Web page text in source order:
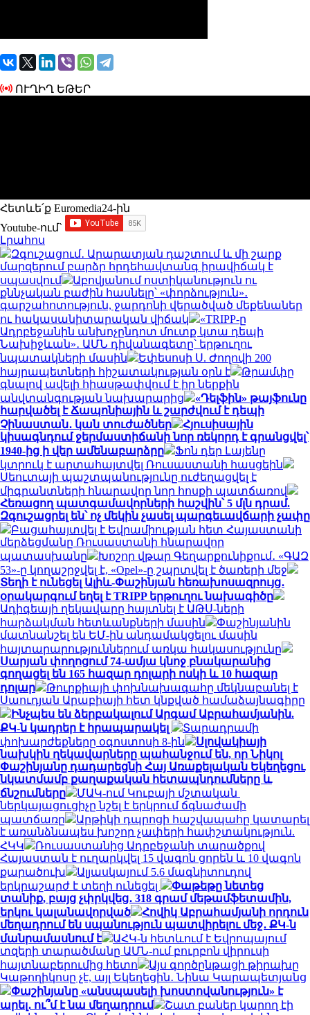
ՈՒՂԻՂ ԵԹԵՐ
Հետևե՛ք Euromedia24-ին
Youtube-ում`
Լրահոս
Զգուշացում․ Արարատյան դաշտում և մի շարք
մարզերում բարձր հրդեհավտանգ իրավիճակ է
սպասվում
Աբովյանում ոստիկանություն ու
քննչական բաժին հասնելը՝ «փորձություն»․
գարշահոտություն, ջարդոնի վերածված մեքենաներ
ու հակասանիտարական վիճակ
«TRIPP-ը
Ադրբեջանին անխոչընդոտ մուտք կտա դեպի
Նախիջևան»․ ԱՄՆ դիվանագետը՝ երթուղու
նպատակների մասին
Եփեսոսի Ս. Ժողովի 200
հայրապետների հիշատակության օրն է
Թրամփը
գնալով ավելի հիասթափվում է իր ներքին
անվտանգության նախարարից
«Դելֆին» թայֆունը
հարվածել է Ճապոնիային և շարժվում է դեպի
Չինաստան․ կան տուժածներ
Հյուսիսային
կիսագնդում ջերմաստիճանի նոր ռեկորդ է գրանցվել՝
1940-ից ի վեր ամենաբարձրը
Ֆոն դեր Լայենը
կտրուկ է արտահայտվել Ռուսաստանի հասցեին
Սեուտայի ​​պաշտպանությունը ուժեղացվել է
միգրանտների հնարավոր նոր հոսքի պատճառով
Հեռացող պատգամավորների հաշվին՝ 5 մլն դրամ.
Զգուշացրել են՝ ոչ մեկին չասել պարգեւավճարի չափը
Բացահայտվել է Եվրամիության հետ Հայաստանի
մերձեցմանը Ռուսաստանի հնարավոր
պատասխանը
Խոշոր վթար Գեղարքունիքում․ «ԳԱԶ
53»-ը կողաշրջվել է, «Opel»-ը շպրտվել է ծառերի մեջ
Տեղի է ունեցել Ալիև-Փաշինյան հեռախոսազրույց․
օրակարգում եղել է TRIPP երթուղու նախագիծը
Ադիգեայի ղեկավարը հայտնել է ԱԹՍ-ների
հարձակման հետևանքների մասին
Փաշինյանին
մատնանշել են ԵՄ-ին անդամակցելու մասին
հայտարարություններում առկա հակասությունը
Սարյան փողոցում 74-ամյա կնոջ բնակարանից
գողացել են 165 հազար դոլարի ոսկի և 10 հազար
դոլար
Թուրքիայի փոխնախագահը մեկնաբանել է
Սաուդյան Արաբիայի հետ կնքված համաձայնագիրը
Ինչպես են ձերբակալում Արգամ Աբրահամյանին.
ՔԿ-ն կադրեր է հրապարակել
Տարադրամի
փոխարժեքները օգոստոսի 8-ին
Սլովակիայի
նախկին ղեկավարները պահանջում են, որ Նիկոլ
Փաշինյանը դադարեցնի Հայ Առաքելական Եկեղեցու
նկատմամբ քաղաքական հետապնդումները և
ճնշումները
ՄԱԿ-ում Կուբայի մշտական ​​
ներկայացուցիչը նշել է երկրում ճգնաժամի
պատճառը
Արթիկի դպրոցի հաշվապահը կատարել
է առանձնապես խոշոր չափերի հափշտակություն.
ՀԿԿ
Ռուսաստանից Ադրբեջանի տարածքով
Հայաստան է ուղարկվել 15 վագոն ցորեն և 10 վագոն
քարածուխ
Ալյասկայում 5.6 մագնիտուդով
երկրաշարժ է տեղի ունեցել
Փաթեթը նետեց
տանիք, բայց չփրկվեց․ 318 գրամ մեթամֆետամին,
երկու կալանավորված
Հովիկ Աբրահամյանի որդուն
մեղադրում են սպանություն պատվիրելու մեջ․ ՔԿ-ն
մանրամասնում է
ԱՀԿ-ն հետևում է Եվրոպայում
տզերի տարածմանը ԱՄՆ-ում բուրբոն վիրուսի
հայտնաբերումից հետո
Այս գործընթացի թիրախը
Կաթողիկոսը չէ, այլ Եկեղեցին․ Նինա Կարապետյանց
Փաշինյանը «անսպասելի խոստովանություն» է
արել․ ու՞մ է նա մեղադրում
Շատ բաներ կարող էի